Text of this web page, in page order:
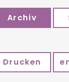
Archiv
Drucken